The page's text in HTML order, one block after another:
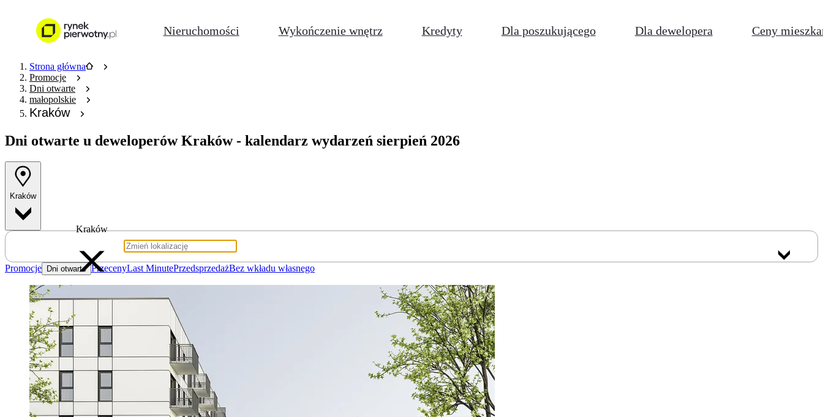
Nieruchomości Wykończenie wnętrz Kredyty Dla poszukującego Dla dewelopera Ceny
Strona główna
Promocje
Dni otwarte
małopolskie
Kraków
Dni otwarte u deweloperów Kraków - kalendarz wydarzeń sierpień 2026
Kraków
Kraków
Promocje Dni otwarte PrzecenyLast MinutePrzedsprzedażBez wkładu własnego